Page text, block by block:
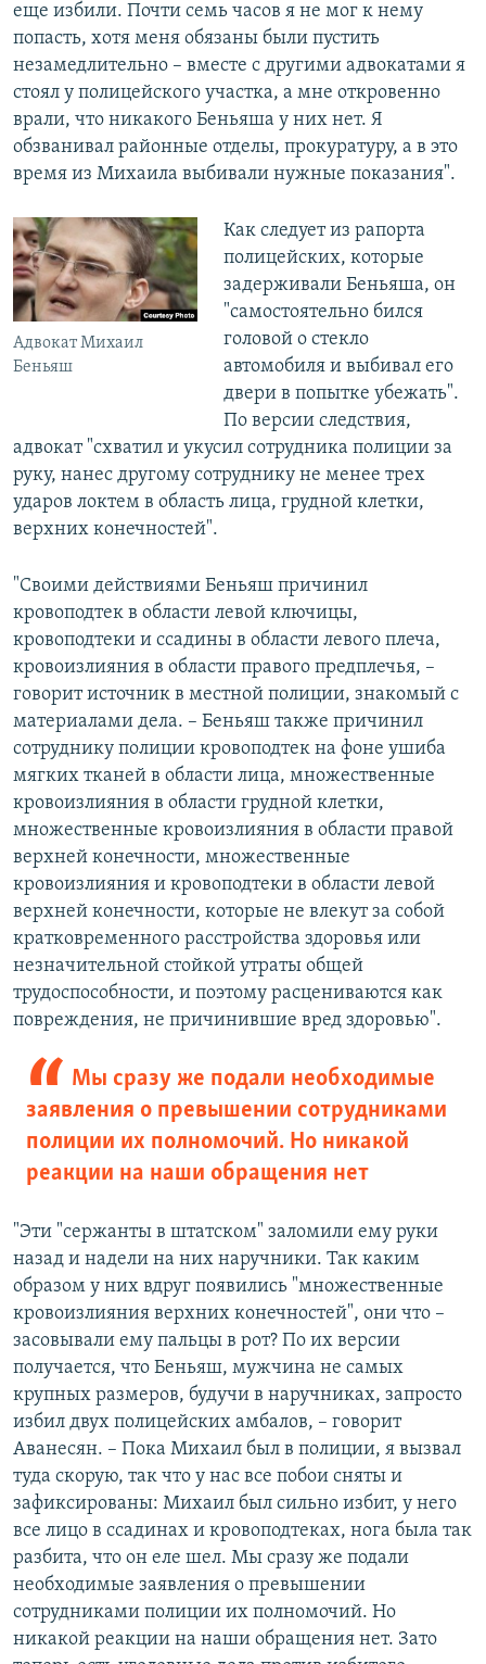
еще избили. Почти семь часов я не мог к нему
попасть, хотя меня обязаны были пустить
незамедлительно – вместе с другими адвокатами я
стоял у полицейского участка, а мне откровенно
врали, что никакого Беньяша у них нет. Я
обзванивал районные отделы, прокуратуру, а в это
время из Михаила выбивали нужные показания".
Адвокат Михаил
Беньяш
Как следует из рапорта
полицейских, которые
задерживали Беньяша, он
"самостоятельно бился
головой о стекло
автомобиля и выбивал его
двери в попытке убежать".
По версии следствия,
адвокат "схватил и укусил сотрудника полиции за
руку, нанес другому сотруднику не менее трех
ударов локтем в область лица, грудной клетки,
верхних конечностей".
"Своими действиями Беньяш причинил
кровоподтек в области левой ключицы,
кровоподтеки и ссадины в области левого плеча,
кровоизлияния в области правого предплечья, –
говорит источник в местной полиции, знакомый с
материалами дела. – Беньяш также причинил
сотруднику полиции кровоподтек на фоне ушиба
мягких тканей в области лица, множественные
кровоизлияния в области грудной клетки,
множественные кровоизлияния в области правой
верхней конечности, множественные
кровоизлияния и кровоподтеки в области левой
верхней конечности, которые не влекут за собой
кратковременного расстройства здоровья или
незначительной стойкой утраты общей
трудоспособности, и поэтому расцениваются как
повреждения, не причинившие вред здоровью".
Мы сразу же подали необходимые
заявления о превышении сотрудниками
полиции их полномочий. Но никакой
реакции на наши обращения нет
"Эти "сержанты в штатском" заломили ему руки
назад и надели на них наручники. Так каким
образом у них вдруг появились "множественные
кровоизлияния верхних конечностей", они что –
засовывали ему пальцы в рот? По их версии
получается, что Беньяш, мужчина не самых
крупных размеров, будучи в наручниках, запросто
избил двух полицейских амбалов, – говорит
Аванесян. – Пока Михаил был в полиции, я вызвал
туда скорую, так что у нас все побои сняты и
зафиксированы: Михаил был сильно избит, у него
все лицо в ссадинах и кровоподтеках, нога была так
разбита, что он еле шел. Мы сразу же подали
необходимые заявления о превышении
сотрудниками полиции их полномочий. Но
никакой реакции на наши обращения нет. Зато